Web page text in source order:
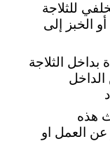
للثلاجة
الخبز إلى
الثلاجة
هذه
عن العمل او